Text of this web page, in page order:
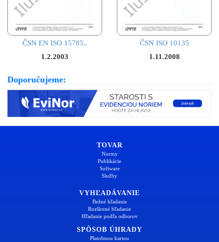
ČSN EN ISO 15785..
1.2.2003
ČSN ISO 10135
1.11.2008
Doporučujeme:
TOVAR
Normy
Publikácie
Software
Služby
VYHĽADÁVANIE
Bežné hľadanie
Rozšírené hľadanie
Hľadanie podľa odborov
SPÔSOB ÚHRADY
Platobnou kartou